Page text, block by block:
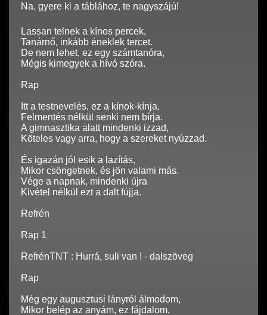
Na, gyere ki a táblához, te nagyszájú!
Lassan telnek a kínos percek,
Tanárnő, inkább éneklek tercet.
De nem lehet, ez egy számtanóra,
Mégis kimegyek a hívó szóra.
Rap
Itt a testnevelés, ez a kínok-kínja,
Felmentés nélkül senki nem bírja.
A gimnasztika alatt mindenki izzad,
Köteles vagy arra, hogy a szereket nyúzzad.
És igazán jól esik a lazítás,
Mikor csöngetnek, és jön valami más.
Vége a napnak, mindenki újra
Kivétel nélkül ezt a dalt fújja.
Refrén
Rap 1
RefrénTNT : Hurrá, suli van ! - dalszöveg
Rap
Még egy augusztusi lányról álmodom,
Mikor belép az anyám, ez fájdalom.